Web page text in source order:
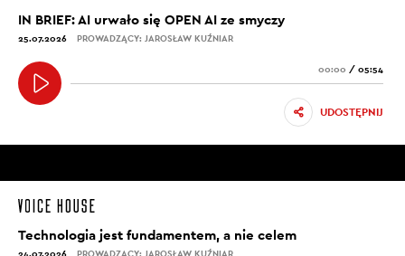
IN BRIEF: AI urwało się OPEN AI ze smyczy
25.07.2026 PROWADZĄCY: JAROSŁAW KUŹNIAR
00:00 / 05:54
UDOSTĘPNIJ
Technologia jest fundamentem, a nie celem
24.07.2026 PROWADZĄCY: JAROSŁAW KUŹNIAR